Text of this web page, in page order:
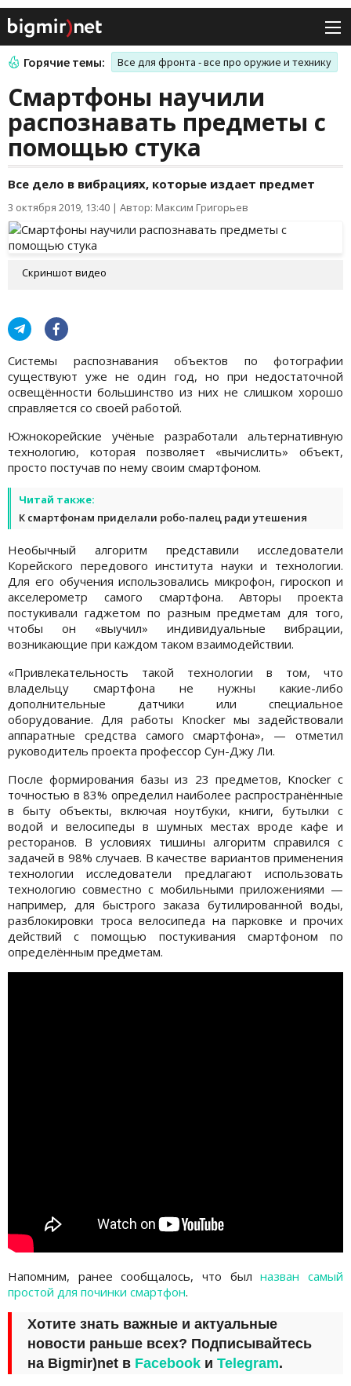
Горячие темы: Все для фронта - все про оружие и технику
Смартфоны научили
распознавать предметы с
помощью стука
Все дело в вибрациях, которые издает предмет
3 октября 2019, 13:40 | Автор: Максим Григорьев
Скриншот видео
Системы распознавания объектов по фотографии
существуют уже не один год, но при недостаточной
освещённости большинство из них не слишком хорошо
справляется со своей работой.
Южнокорейские учёные разработали альтернативную
технологию, которая позволяет «вычислить» объект,
просто постучав по нему своим смартфоном.
Читай также:
К смартфонам приделали робо-палец ради утешения
Необычный алгоритм представили исследователи
Корейского передового института науки и технологии.
Для его обучения использовались микрофон, гироскоп и
акселерометр самого смартфона. Авторы проекта
постукивали гаджетом по разным предметам для того,
чтобы он «выучил» индивидуальные вибрации,
возникающие при каждом таком взаимодействии.
«Привлекательность такой технологии в том, что
владельцу смартфона не нужны какие-либо
дополнительные датчики или специальное
оборудование. Для работы Knocker мы задействовали
аппаратные средства самого смартфона», — отметил
руководитель проекта профессор Сун-Джу Ли.
После формирования базы из 23 предметов, Knocker с
точностью в 83% определил наиболее распространённые
в быту объекты, включая ноутбуки, книги, бутылки с
водой и велосипеды в шумных местах вроде кафе и
ресторанов. В условиях тишины алгоритм справился с
задачей в 98% случаев. В качестве вариантов применения
технологии исследователи предлагают использовать
технологию совместно с мобильными приложениями —
например, для быстрого заказа бутилированной воды,
разблокировки троса велосипеда на парковке и прочих
действий с помощью постукивания смартфоном по
определённым предметам.
Напомним, ранее сообщалось, что былназван самый
простой для починки смартфон.
Хотите знать важные и актуальные
новости раньше всех? Подписывайтесь
на Bigmir)net в Facebook и Telegram.